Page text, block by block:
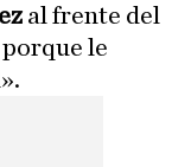
al frente del
le